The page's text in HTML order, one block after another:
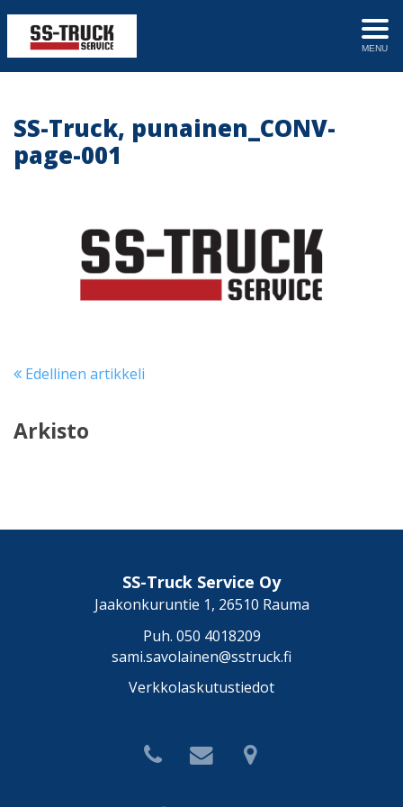
MENU
SS-Truck, punainen_CONV-
page-001
Edellinen artikkeli
Arkisto
SS-Truck Service Oy
Jaakonkuruntie 1, 26510 Rauma
Puh. 050 4018209
sami.savolainen@sstruck.fi
Verkkolaskutustiedot